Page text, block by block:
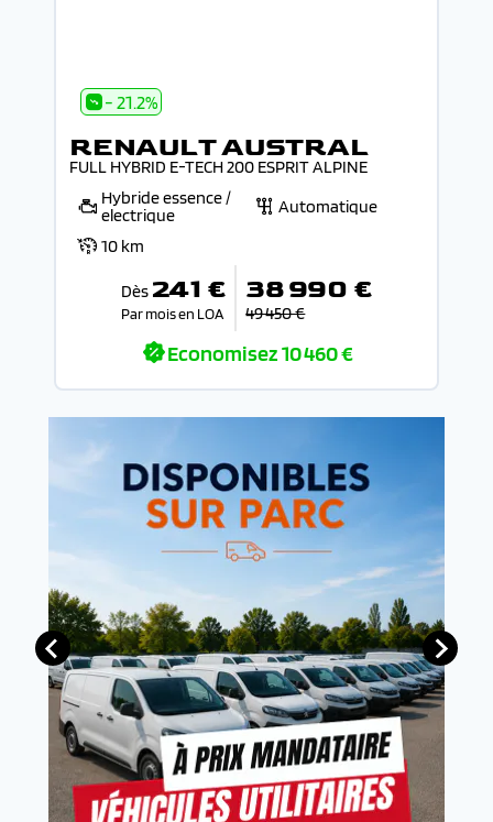
- 21.2%
RENAULT AUSTRAL
FULL HYBRID E-TECH 200 ESPRIT ALPINE
Hybride essence /
electrique
Automatique
10 km
Dès 241 €
Par mois en LOA
38 990 €
49 450 €
Economisez10 460 €